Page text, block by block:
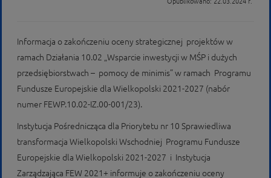
Informacja o zakończeniu oceny strategicznej projektów w
ramach Działania 10.02 „Wsparcie inwestycji w MŚP i dużych
przedsiębiorstwach – pomocy de minimis” w ramach Programu
Fundusze Europejskie dla Wielkopolski 2021-2027 (nabór
numer FEWP.10.02-IZ.00-001/23).
Instytucja Pośrednicząca dla Priorytetu nr 10 Sprawiedliwa
transformacja Wielkopolski Wschodniej Programu Fundusze
Europejskie dla Wielkopolski 2021-2027 i Instytucja
Zarządzająca FEW 2021+ informuje o zakończeniu oceny